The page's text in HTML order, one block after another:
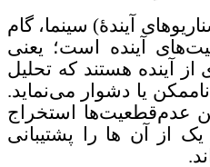
آیندۀ) سینما، گام
آینده است؛ یعنی
آینده هستند که تحلیل
یا دشوار می‌نماید.
عدم‌قطعیت‌ها استخراج
از آن ها را پشتیبانی